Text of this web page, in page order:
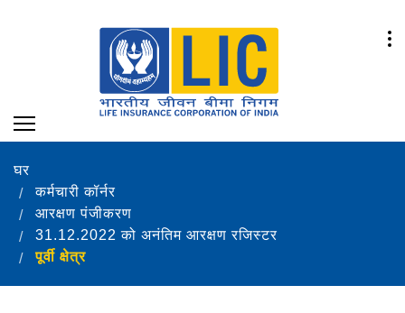
घर
कर्मचारी कॉर्नर
आरक्षण पंजीकरण
31.12.2022 को अनंतिम आरक्षण रजिस्टर
पूर्वी क्षेत्र